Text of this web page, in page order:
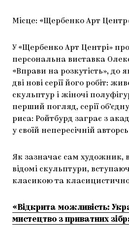
Місце: «Щербенко Арт
У «Щербенко Арт Центрі»
персональна виставка
«Вправи на розкутість», до
дві нові серії його робіт:
скульптур і жіночі
перший погляд, серії
риса: Ройтбурд заграє з
у своїй непересічній
Як зазначає сам художник,
відомі скульптури,
класикою та
«Відкрита можливість:
мистецтво з приватних